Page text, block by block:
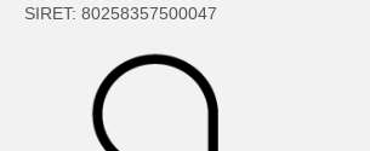
SIRET: 80258357500047